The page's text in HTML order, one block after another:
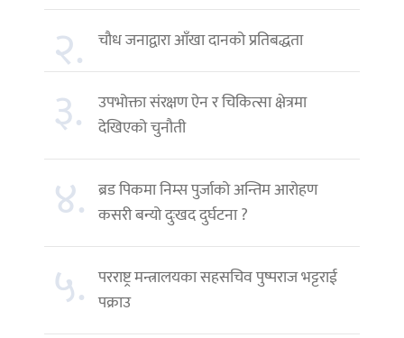
२. चौध जनाद्वारा आँखा दानको प्रतिबद्धता
३.
उपभोक्ता संरक्षण ऐन र चिकित्सा क्षेत्रमा
देखिएको चुनौती
४. ब्रड पिकमा निम्स पुर्जाको अन्तिम आरोहण
कसरी बन्यो दुःखद दुर्घटना ?
५. परराष्ट्र मन्त्रालयका सहसचिव पुष्पराज भट्टराई
पक्राउ